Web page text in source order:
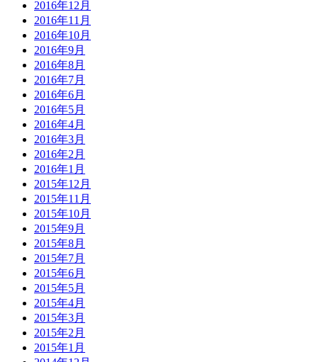
2016年12月
2016年11月
2016年10月
2016年9月
2016年8月
2016年7月
2016年6月
2016年5月
2016年4月
2016年3月
2016年2月
2016年1月
2015年12月
2015年11月
2015年10月
2015年9月
2015年8月
2015年7月
2015年6月
2015年5月
2015年4月
2015年3月
2015年2月
2015年1月